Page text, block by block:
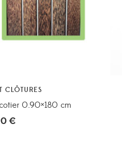
CLÔTURES
0.90×180 cm
€